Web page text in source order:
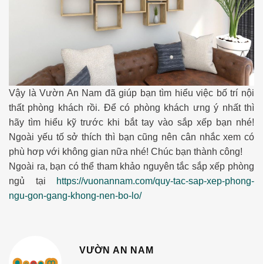
Vậy là Vườn An Nam đã giúp bạn tìm hiểu việc bố trí nội
thất phòng khách rồi. Để có phòng khách ưng ý nhất thì
hãy tìm hiểu kỹ trước khi bắt tay vào sắp xếp bạn nhé!
Ngoài yếu tố sở thích thì bạn cũng nên cân nhắc xem có
phù hơp với không gian nữa nhé! Chúc bạn thành công!
Ngoài ra, bạn có thể tham khảo nguyên tắc sắp xếp phòng
ngủ tại
https://vuonannam.com/quy-tac-sap-xep-phong-
ngu-gon-gang-khong-nen-bo-lo/
VƯỜN AN NAM